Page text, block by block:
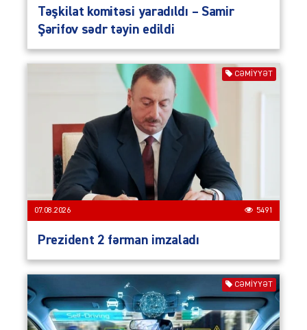
Təşkilat komitəsi yaradıldı – Samir
Şərifov sədr təyin edildi
CƏMIYYƏT
07.08.2026 5491
Prezident 2 fərman imzaladı
CƏMIYYƏT